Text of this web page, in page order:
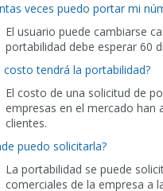
veces puedo portar mi
El usuario puede cambiarse
portabilidad debe esperar 60
costo tendrá la portabilidad?
El costo de una solicitud de
empresas en el mercado han
clientes.
puedo solicitarla?
La portabilidad se puede
comerciales de la empresa a